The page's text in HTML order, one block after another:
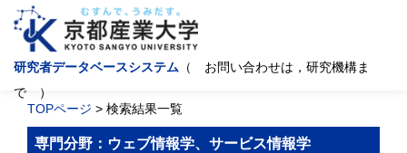
研究者データベースシステム （ お問い合わせは，研究機構ま
で ）
TOPページ > 検索結果一覧
専門分野：ウェブ情報学、サービス情報学